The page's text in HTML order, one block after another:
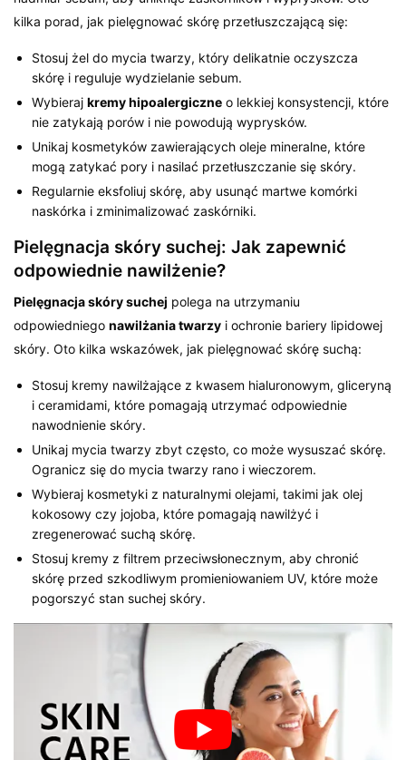
kilka porad, jak pielęgnować skórę przetłuszczającą się:
Stosuj żel do mycia twarzy, który delikatnie oczyszcza
skórę i reguluje wydzielanie sebum.
Wybieraj kremy hipoalergiczne o lekkiej konsystencji, które
nie zatykają porów i nie powodują wyprysków.
Unikaj kosmetyków zawierających oleje mineralne, które
mogą zatykać pory i nasilać przetłuszczanie się skóry.
Regularnie eksfoliuj skórę, aby usunąć martwe komórki
naskórka i zminimalizować zaskórniki.
Pielęgnacja skóry suchej: Jak zapewnić
odpowiednie nawilżenie?
Pielęgnacja skóry suchej polega na utrzymaniu
odpowiedniegonawilżania twarzy i ochronie bariery lipidowej
skóry. Oto kilka wskazówek, jak pielęgnować skórę suchą:
Stosuj kremy nawilżające z kwasem hialuronowym, gliceryną
i ceramidami, które pomagają utrzymać odpowiednie
nawodnienie skóry.
Unikaj mycia twarzy zbyt często, co może wysuszać skórę.
Ogranicz się do mycia twarzy rano i wieczorem.
Wybieraj kosmetyki z naturalnymi olejami, takimi jak olej
kokosowy czy jojoba, które pomagają nawilżyć i
zregenerować suchą skórę.
Stosuj kremy z filtrem przeciwsłonecznym, aby chronić
skórę przed szkodliwym promieniowaniem UV, które może
pogorszyć stan suchej skóry.